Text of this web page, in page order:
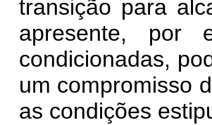
transição para
apresente, por
condicionadas,
um compromisso
as condições